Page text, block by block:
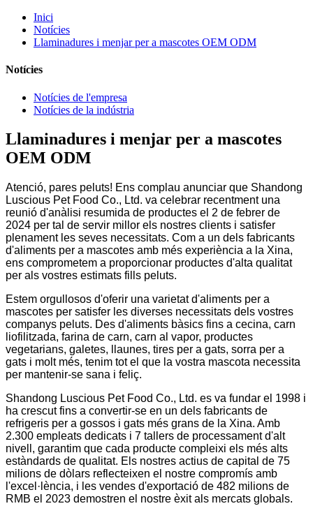
Inici
Notícies
Llaminadures i menjar per a mascotes OEM ODM
Notícies
Notícies de l'empresa
Notícies de la indústria
Llaminadures i menjar per a mascotes
OEM ODM
Atenció, pares peluts! Ens complau anunciar que Shandong
Luscious Pet Food Co., Ltd. va celebrar recentment una
reunió d'anàlisi resumida de productes el 2 de febrer de
2024 per tal de servir millor els nostres clients i satisfer
plenament les seves necessitats. Com a un dels fabricants
d'aliments per a mascotes amb més experiència a la Xina,
ens comprometem a proporcionar productes d'alta qualitat
per als vostres estimats fills peluts.
Estem orgullosos d'oferir una varietat d'aliments per a
mascotes per satisfer les diverses necessitats dels vostres
companys peluts. Des d'aliments bàsics fins a cecina, carn
liofilitzada, farina de carn, carn al vapor, productes
vegetarians, galetes, llaunes, tires per a gats, sorra per a
gats i molt més, tenim tot el que la vostra mascota necessita
per mantenir-se sana i feliç.
Shandong Luscious Pet Food Co., Ltd. es va fundar el 1998 i
ha crescut fins a convertir-se en un dels fabricants de
refrigeris per a gossos i gats més grans de la Xina. Amb
2.300 empleats dedicats i 7 tallers de processament d'alt
nivell, garantim que cada producte compleixi els més alts
estàndards de qualitat. Els nostres actius de capital de 75
milions de dòlars reflecteixen el nostre compromís amb
l'excel·lència, i les vendes d'exportació de 482 milions de
RMB el 2023 demostren el nostre èxit als mercats globals.